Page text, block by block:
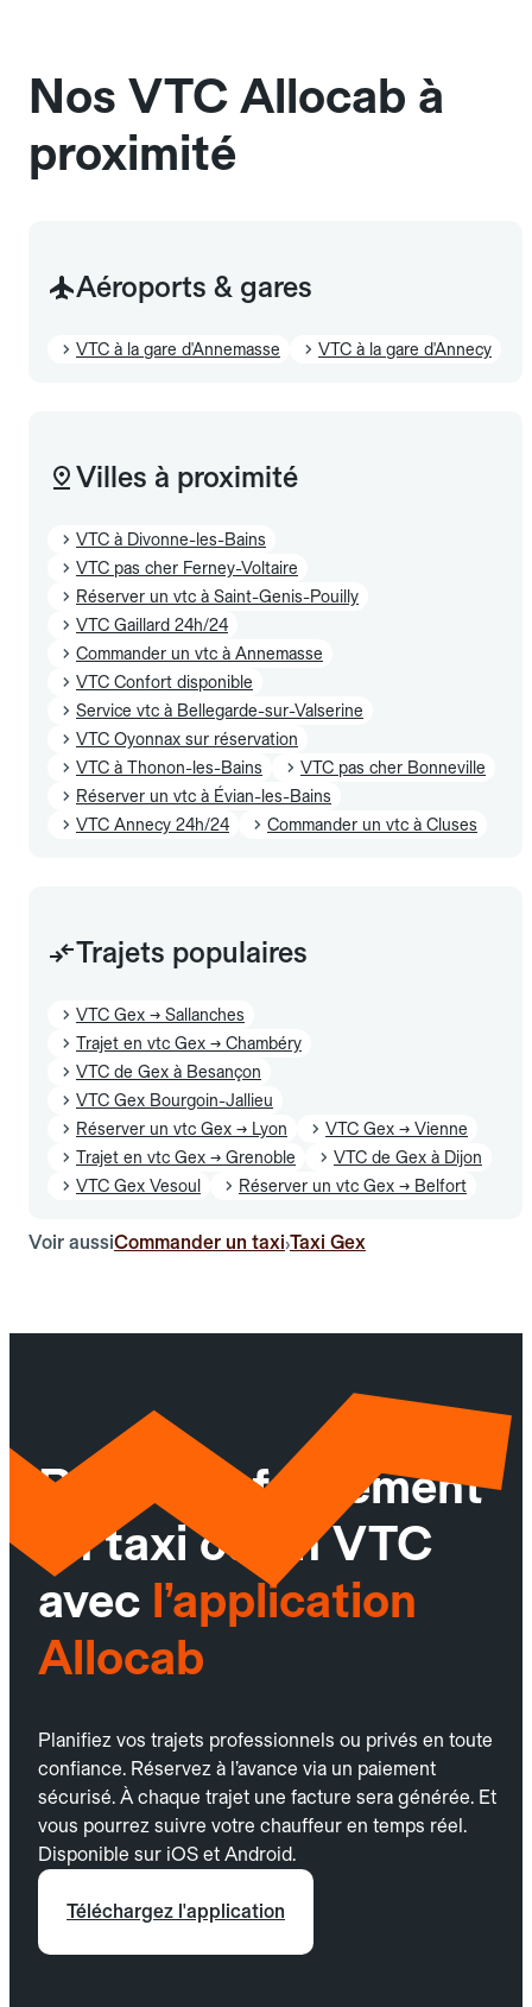
Nos VTC Allocab à
proximité
Aéroports & gares
VTC à la gare d'Annemasse VTC à la gare d'Annecy
Villes à proximité
VTC à Divonne-les-Bains
VTC pas cher Ferney-Voltaire
Réserver un vtc à Saint-Genis-Pouilly
VTC Gaillard 24h/24
Commander un vtc à Annemasse
VTC Confort disponible
Service vtc à Bellegarde-sur-Valserine
VTC Oyonnax sur réservation
VTC à Thonon-les-Bains
VTC pas cher Bonneville
Réserver un vtc à Évian-les-Bains
VTC Annecy 24h/24
Commander un vtc à Cluses
Trajets populaires
VTC Gex → Sallanches
Trajet en vtc Gex → Chambéry
VTC de Gex à Besançon
VTC Gex Bourgoin-Jallieu
Réserver un vtc Gex → Lyon
VTC Gex → Vienne
Trajet en vtc Gex → Grenoble
VTC de Gex à Dijon
VTC Gex Vesoul
Réserver un vtc Gex → Belfort
Voir aussiCommander un taxi›Taxi Gex
Réservez facilement
un taxi ou un VTC
avec l’application
Allocab
Planifiez vos trajets professionnels ou privés en toute
confiance. Réservez à l’avance via un paiement
sécurisé. À chaque trajet une facture sera générée. Et
vous pourrez suivre votre chauffeur en temps réel.
Disponible sur iOS et Android.
Téléchargez l'application